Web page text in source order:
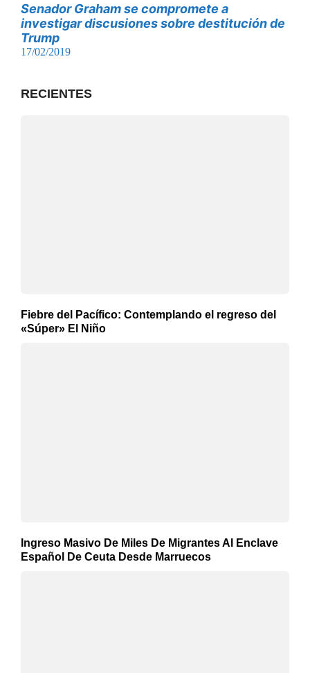
Senador Graham se compromete a
investigar discusiones sobre destitución de
Trump
17/02/2019
RECIENTES
Fiebre del Pacífico: Contemplando el regreso del
«Súper» El Niño
Ingreso Masivo De Miles De Migrantes Al Enclave
Español De Ceuta Desde Marruecos